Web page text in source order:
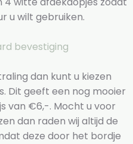
u wilt gebruiken.
bevestiging
dan kunt u kiezen
Dit geeft een nog mooier
van €6,-. Mocht u voor
dan raden wij altijd de
deze door het bordje